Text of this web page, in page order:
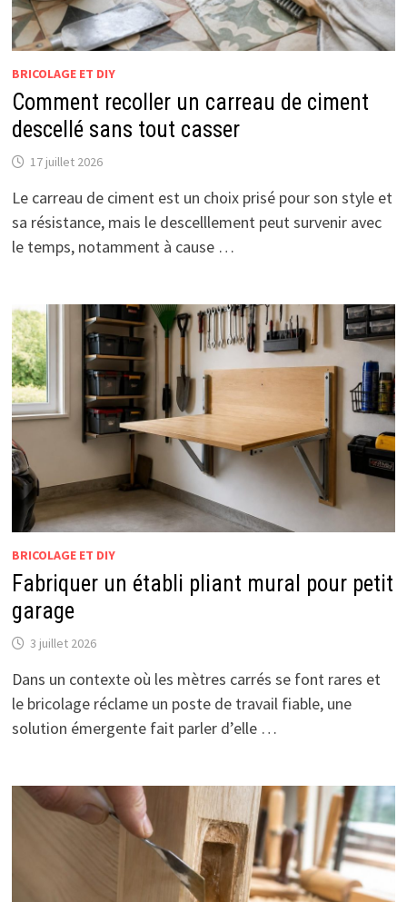
BRICOLAGE ET DIY
Comment recoller un carreau de ciment
descellé sans tout casser
17 juillet 2026
Le carreau de ciment est un choix prisé pour son style et
sa résistance, mais le descelllement peut survenir avec
le temps, notamment à cause …
BRICOLAGE ET DIY
Fabriquer un établi pliant mural pour petit
garage
3 juillet 2026
Dans un contexte où les mètres carrés se font rares et
le bricolage réclame un poste de travail fiable, une
solution émergente fait parler d’elle …